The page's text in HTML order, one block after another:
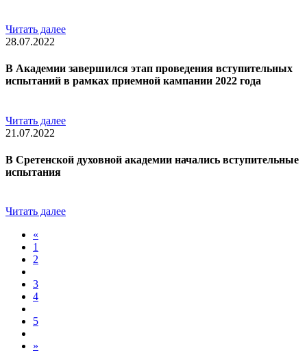
Читать далее
28.07.2022
В Академии завершился этап проведения вступительных
испытаний в рамках приемной кампании 2022 года
Читать далее
21.07.2022
В Сретенской духовной академии начались вступительные
испытания
Читать далее
«
1
2
3
4
5
»